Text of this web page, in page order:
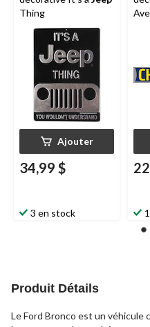
Thing
Ajouter
34,99 $
3 en stock
Produit Détails
Le Ford Bronco est un véhicule